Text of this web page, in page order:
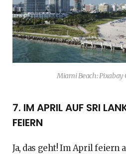
Miami Beach: Pixabay
7. IM APRIL AUF SRI
FEIERN
Ja, das geht! Im April feiern